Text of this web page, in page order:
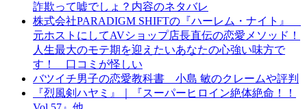
詐欺って嘘でしょ？内容のネタバレ
株式会社PARADIGM SHIFTの『ハーレム・ナイト』
元ホストにしてAVショップ店長直伝の恋愛メソッド！
人生最大のモテ期を迎えたいあなたの心強い味方で
す！ 口コミが怪しい
バツイチ男子の恋愛教科書 小島 敏のクレームや評判
『烈風剣ハヤミ』｜『スーパーヒロイン絶体絶命！！